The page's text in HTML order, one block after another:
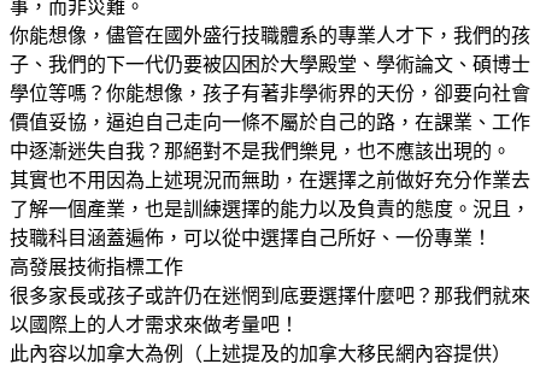
事，而非災難。
你能想像，儘管在國外盛行技職體系的專業人才下，我們的孩
子、我們的下一代仍要被囚困於大學殿堂、學術論文、碩博士
學位等嗎？你能想像，孩子有著非學術界的天份，卻要向社會
價值妥協，逼迫自己走向一條不屬於自己的路，在課業、工作
中逐漸迷失自我？那絕對不是我們樂見，也不應該出現的。
其實也不用因為上述現況而無助，在選擇之前做好充分作業去
了解一個產業，也是訓練選擇的能力以及負責的態度。況且，
技職科目涵蓋遍佈，可以從中選擇自己所好、一份專業！
高發展技術指標工作
很多家長或孩子或許仍在迷惘到底要選擇什麼吧？那我們就來
以國際上的人才需求來做考量吧！
此內容以加拿大為例（上述提及的加拿大移民網內容提供）